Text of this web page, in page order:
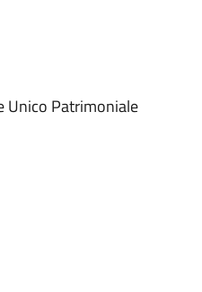
Unico Patrimoniale